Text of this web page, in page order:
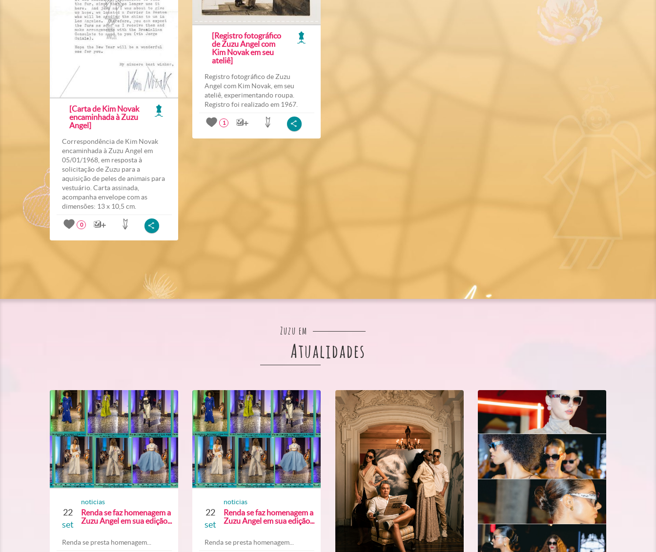
[Carta de Kim Novak
encaminhada à Zuzu
Angel]
Correspondência de Kim Novak
encaminhada à Zuzu Angel em
05/01/1968, em resposta à
solicitação de Zuzu para a
aquisição de peles de animais para
vestuário. Carta assinada,
acompanha envelope com as
dimensões: 13 x 10,5 cm.
0
[Registro fotográfico
de Zuzu Angel com
Kim Novak em seu
ateliê]
Registro fotográfico de Zuzu
Angel com Kim Novak, em seu
ateliê, experimentando roupa.
Registro foi realizado em 1967.
1
Zuzu em
Atualidades
22
set
noticias
Renda se faz homenagem a
Zuzu Angel em sua edição...
Renda se presta homenagem...
22
set
noticias
Renda se faz homenagem a
Zuzu Angel em sua edição...
Renda se presta homenagem...